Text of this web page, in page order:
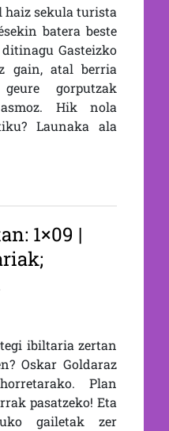
haiz sekula turista
batera beste
Gasteizko
gain, atal berria
gorputzak
Hik nola
Launaka ala
1×09 |
ibiltaria zertan
Oskar Goldaraz
Plan
pasatzeko! Eta
gailetak zer